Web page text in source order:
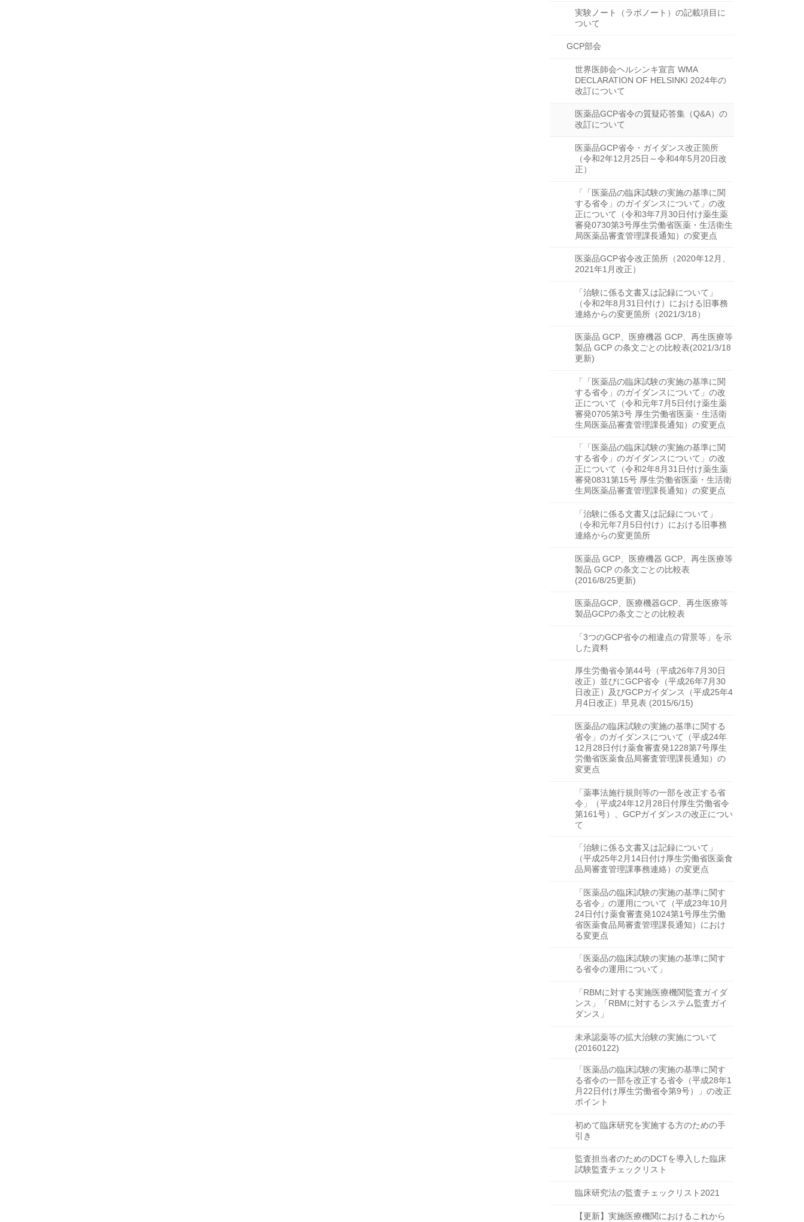
実験ノート（ラボノート）の記載項目に
ついて
GCP部会
世界医師会ヘルシンキ宣言 WMA
DECLARATION OF HELSINKI 2024年の
改訂について
医薬品GCP省令の質疑応答集（Q&A）の
改訂について
医薬品GCP省令・ガイダンス改正箇所
（令和2年12月25日～令和4年5月20日改
正）
「「医薬品の臨床試験の実施の基準に関
する省令」のガイダンスについて」の改
正について（令和3年7月30日付け薬生薬
審発0730第3号厚生労働省医薬・生活衛生
局医薬品審査管理課長通知）の変更点
医薬品GCP省令改正箇所（2020年12月、
2021年1月改正）
「治験に係る文書又は記録について」
（令和2年8月31日付け）における旧事務
連絡からの変更箇所（2021/3/18）
医薬品 GCP、医療機器 GCP、再生医療等
製品 GCP の条文ごとの比較表(2021/3/18
更新)
「「医薬品の臨床試験の実施の基準に関
する省令」のガイダンスについて」の改
正について（令和元年7月5日付け薬生薬
審発0705第3号 厚生労働省医薬・生活衛
生局医薬品審査管理課長通知）の変更点
「「医薬品の臨床試験の実施の基準に関
する省令」のガイダンスについて」の改
正について（令和2年8月31日付け薬生薬
審発0831第15号 厚生労働省医薬・生活衛
生局医薬品審査管理課長通知）の変更点
「治験に係る文書又は記録について」
（令和元年7月5日付け）における旧事務
連絡からの変更箇所
医薬品 GCP、医療機器 GCP、再生医療等
製品 GCP の条文ごとの比較表
(2016/8/25更新)
医薬品GCP、医療機器GCP、再生医療等
製品GCPの条文ごとの比較表
「3つのGCP省令の相違点の背景等」を示
した資料
厚生労働省令第44号（平成26年7月30日
改正）並びにGCP省令（平成26年7月30
日改正）及びGCPガイダンス（平成25年4
月4日改正）早見表 (2015/6/15)
医薬品の臨床試験の実施の基準に関する
省令」のガイダンスについて（平成24年
12月28日付け薬食審査発1228第7号厚生
労働省医薬食品局審査管理課長通知）の
変更点
「薬事法施行規則等の一部を改正する省
令」（平成24年12月28日付厚生労働省令
第161号）、GCPガイダンスの改正につい
て
「治験に係る文書又は記録について」
（平成25年2月14日付け厚生労働省医薬食
品局審査管理課事務連絡）の変更点
「医薬品の臨床試験の実施の基準に関す
る省令」の運用について（平成23年10月
24日付け薬食審査発1024第1号厚生労働
省医薬食品局審査管理課長通知）におけ
る変更点
「医薬品の臨床試験の実施の基準に関す
る省令の運用について」
「RBMに対する実施医療機関監査ガイダ
ンス」「RBMに対するシステム監査ガイ
ダンス」
未承認薬等の拡大治験の実施について
(20160122)
「医薬品の臨床試験の実施の基準に関す
る省令の一部を改正する省令（平成28年1
月22日付け厚生労働省令第9号）」の改正
ポイント
初めて臨床研究を実施する方のための手
引き
監査担当者のためのDCTを導入した臨床
試験監査チェックリスト
臨床研究法の監査チェックリスト2021
【更新】実施医療機関におけるこれから